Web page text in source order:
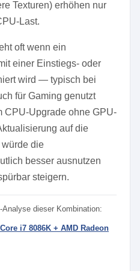
Texturen) erhöhen nur
Last.
oft wenn ein
einer Einstiegs- oder
wird — typisch bei
für Gaming genutzt
CPU-Upgrade ohne GPU-
auf die
die
besser ausnutzen
steigern.
dieser Kombination:
i7 8086K + AMD Radeon